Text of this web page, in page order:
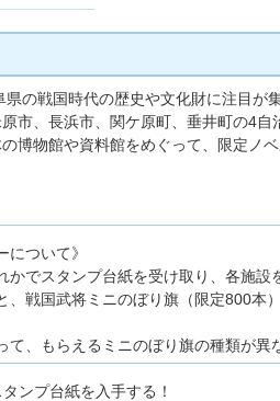
の戦国時代の歴史や文化財に注目が
市、長浜市、関ケ原町、垂井町の4自
博物館や資料館をめぐって、限定ノ
について》
かでスタンプ台紙を受け取り、各施設
、戦国武将ミニのぼり旗（限定800本
て、もらえるミニのぼり旗の種類が異
タンプ台紙を入手する！